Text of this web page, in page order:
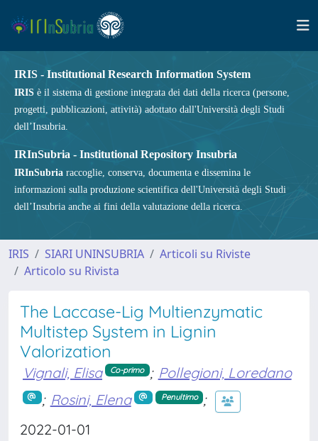
IRIS - Institutional Research Information System
IRIS è il sistema di gestione integrata dei dati della ricerca (persone,
progetti, pubblicazioni, attività) adottato dall'Università degli Studi
dell’Insubria.
IRInSubria - Institutional Repository Insubria
IRInSubria raccoglie, conserva, documenta e dissemina le
informazioni sulla produzione scientifica dell'Università degli Studi
dell’Insubria anche ai fini della valutazione della ricerca.
IRIS SIARI UNINSUBRIA
Articoli su Riviste
Articolo su Rivista
The Laccase-Lig Multienzymatic
Multistep System in Lignin
Valorization
Vignali, Elisa Co-primo ; Pollegioni, Loredano
; Rosini, Elena Penultimo ;
2022-01-01